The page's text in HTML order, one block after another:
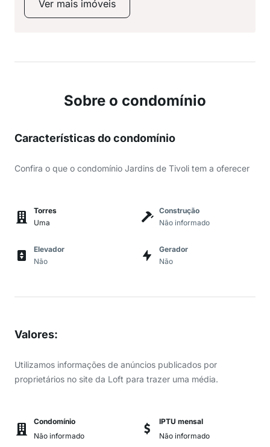
Ver mais imóveis
Sobre o condomínio
Características do condomínio
Confira o que o condomínio Jardins de Tivoli tem a oferecer
Torres
Uma
Construção
Não informado
Elevador
Não
Gerador
Não
Valores:
Utilizamos informações de anúncios publicados por
proprietários no site da Loft para trazer uma média.
Condomínio
Não informado
IPTU mensal
Não informado